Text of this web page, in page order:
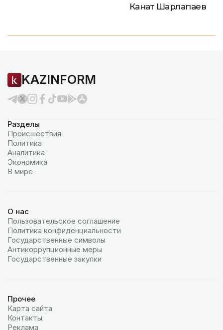
Канат Шарлапаев
KAZINFORM
Разделы
Происшествия
Политика
Аналитика
Экономика
В мире
О нас
Пользовательское соглашение
Политика конфиденциальности
Государственные символы
Антикоррупционные меры
Государственные закупки
Прочее
Карта сайта
Контакты
Реклама